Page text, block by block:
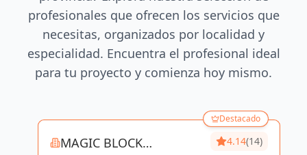
profesionales que ofrecen los servicios que
necesitas, organizados por localidad y
especialidad. Encuentra el profesional ideal
para tu proyecto y comienza hoy mismo.
Destacado
MAGIC BLOCK
4.14(14)